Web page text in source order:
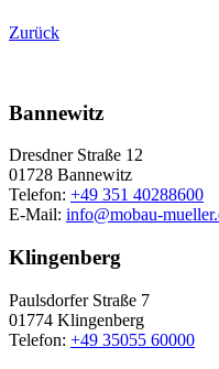
Zurück
Bannewitz
Dresdner Straße 12
01728 Bannewitz
Telefon: +49 351 40288600
E-Mail: info@mobau-
Klingenberg
Paulsdorfer Straße 7
01774 Klingenberg
Telefon: +49 35055 60000